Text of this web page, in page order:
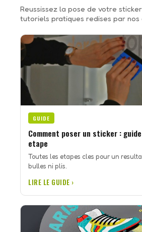
Reussissez la pose de votre
tutoriels pratiques redises par nos
GUIDE
Comment poser un sticker :
etape
Toutes les etapes cles pour un
bulles ni plis.
LIRE LE GUIDE ›